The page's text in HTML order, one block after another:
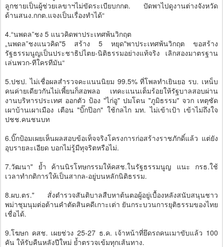
ลูกชายเป็นผู้ช่วยเลขาฯไม่ขัดระเบียบกกต. ปัดพาไปดูงานต่างจังหวัด
ด้านสนง.กกต.แจงเป็นเรื่องทำได้“
4.“นพดล”ชง 5 แนวคิดพาประเทศพ้นวิกฤต
„นพดล”ชงแนวคิด"5 สร้าง 5 หยุด"พาประเทศพ้นวิกฤต ขอสร้าง
รัฐธรรมนูญเป็นประชาธิปไตย-นิติธรรมอย่างแท้จริง เลิกสองมาตรฐาน
เล่นพวก-ทีใครทีมัน“
5.ปชป. ไม่เชื่อผลสำรวจคะแนนนิยม 99.5% ที่โพลทำเยินยอ รบ. เหน็บ
คนค่ายเดียวกันไม่เพี้ยนก็สอพลอ เทคะแนนเต็มร้อยให้รัฐบาลสอบผ่าน
งานบริหารประเทศ ออกตัว ป้อง "ไก่อู" ปมโดน "ภูมิธรรม" จวก เหตุซัด
เผาบ้านเผาเมือง เตือน "บิ๊กป๊อก" ใช้กลไก มท. ไม่เข้าเป้า เข้าไม่ถึงใจ
ปชช.คนชนบท
6.บิ๊กป้อมเผยเห็นผลสอบข้อเท็จจริงโครงการก่อสร้างราชภักดิ์แล้ว แต่ยัง
อุบรายละเอียด บอกไม่รู้มีทุจริตหรือไม่.
7.วัฒนา" ย้ำ ค้านนิรโทษกรรมให้คสช.ในรัฐธรรมนูญ แนะ กรธ.ใช้
เวลาทำกติการให้เป็นสากล-อยู่บนหลักนิติธรรม.
8.ผบ.ตร." สั่งตำรวจสันติบาลสืบหาต้นตอผู้อยู่เบื้องหลังสนับสนุนชาว
พม่าชุมนุมต่อต้านคำตัดสินคดีเกาะเต่า ยันกระบวนการยุติธรรมของไทย
เชื่อได้.
9.โฆษก คสช. เผยช่วง 25-27 ธ.ค. เจ้าหน้าที่ยึดรถคนเมาขับแล้ว 100
คัน ให้รับคืนหลังปีใหม่ ย้ำตรวจเข้มทุกเส้นทาง.